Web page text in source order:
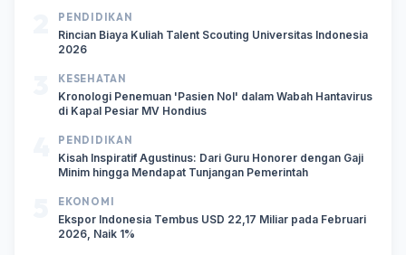
PENDIDIKAN
Rincian Biaya Kuliah Talent Scouting Universitas Indonesia
2026
KESEHATAN
Kronologi Penemuan 'Pasien Nol' dalam Wabah Hantavirus
di Kapal Pesiar MV Hondius
PENDIDIKAN
Kisah Inspiratif Agustinus: Dari Guru Honorer dengan Gaji
Minim hingga Mendapat Tunjangan Pemerintah
EKONOMI
Ekspor Indonesia Tembus USD 22,17 Miliar pada Februari
2026, Naik 1%